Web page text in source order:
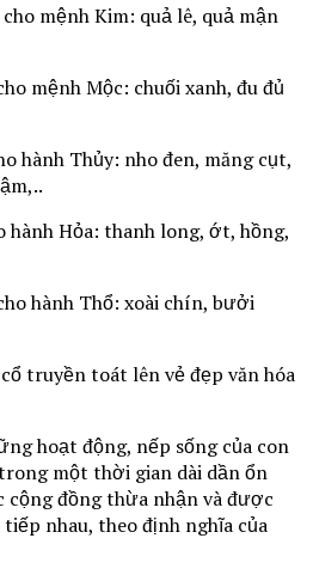
mệnh Kim: quả lê, quả mận
mệnh Mộc: chuối xanh, đu đủ
hành Thủy: nho đen, măng cụt,
Hỏa: thanh long, ớt, hồng,
hành Thổ: xoài chín, bưởi
truyền toát lên vẻ đẹp văn hóa
hoạt động, nếp sống của con
một thời gian dài dần ổn
đồng thừa nhận và được
nhau, theo định nghĩa của